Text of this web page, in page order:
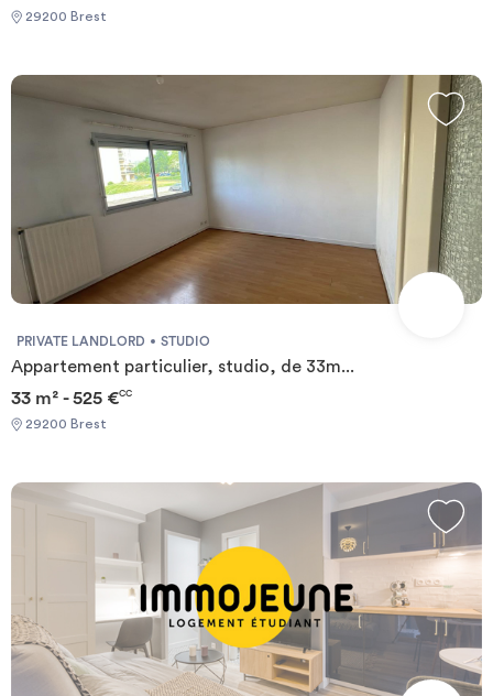
29200 Brest
PRIVATE LANDLORD STUDIO
Appartement particulier, studio, de 33m...
33 m² - 525 €CC
29200 Brest